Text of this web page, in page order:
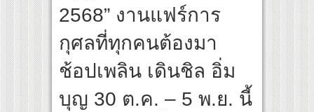
2568” งานแฟร์การ
กุศลที่ทุกคนต้องมา
ช้อปเพลิน เดินชิล อิ่ม
บุญ 30 ต.ค. – 5 พ.ย. นี้